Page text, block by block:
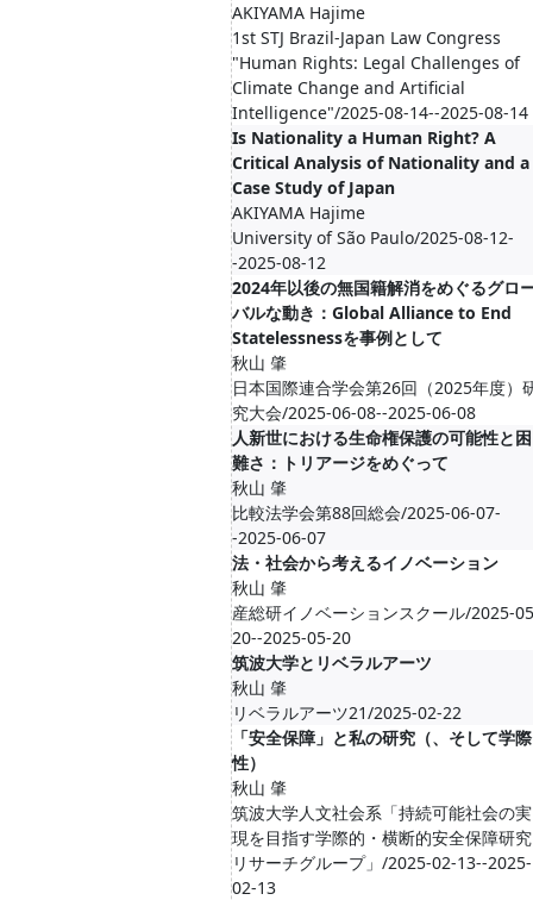
AKIYAMA Hajime
1st STJ Brazil-Japan Law Congress
"Human Rights: Legal Challenges of
Climate Change and Artificial
Intelligence"/2025-08-14--2025-08-14
Is Nationality a Human Right? A
Critical Analysis of Nationality and a
Case Study of Japan
AKIYAMA Hajime
University of São Paulo/2025-08-12-
-2025-08-12
2024年以後の無国籍解消をめぐるグロ
バルな動き：Global Alliance to End
Statelessnessを事例として
秋山 肇
日本国際連合学会第26回（2025年度）
究大会/2025-06-08--2025-06-08
人新世における生命権保護の可能性と困
難さ：トリアージをめぐって
秋山 肇
比較法学会第88回総会/2025-06-07-
-2025-06-07
法・社会から考えるイノベーション
秋山 肇
産総研イノベーションスクール/2025-
20--2025-05-20
筑波大学とリベラルアーツ
秋山 肇
リベラルアーツ21/2025-02-22
「安全保障」と私の研究（、そして学際
性）
秋山 肇
筑波大学人文社会系「持続可能社会の実
現を目指す学際的・横断的安全保障研究
リサーチグループ」/2025-02-13--2025-
02-13